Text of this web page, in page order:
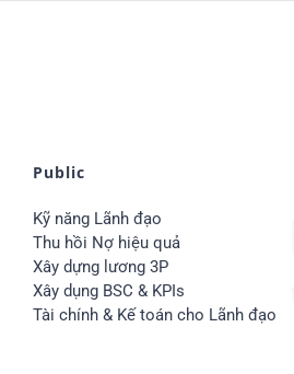
Public
Kỹ năng Lãnh đạo
Thu hồi Nợ hiệu quả
Xây dựng lương 3P
Xây dụng BSC & KPIs
Tài chính & Kế toán cho Lãnh đạo